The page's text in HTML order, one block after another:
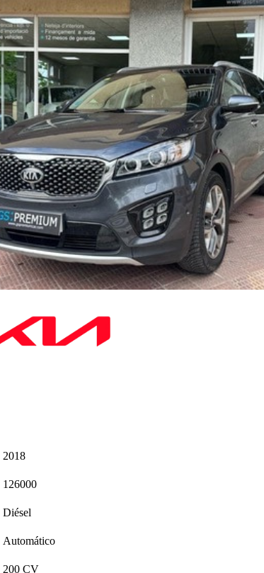
2018
126000
Diésel
Automático
200 CV